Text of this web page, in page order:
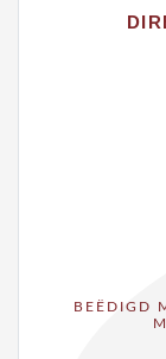
BEËDIGD